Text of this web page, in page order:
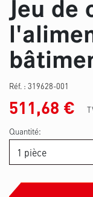
Jeu de
Réf. : 319628-001
511,68 €
Quantité: